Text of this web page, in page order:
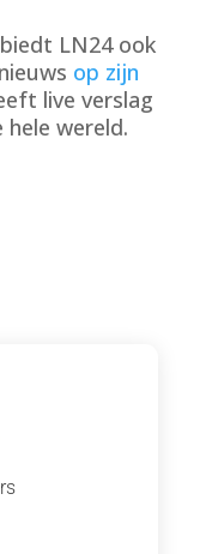
LN24 ook
op zijn
live verslag
wereld.